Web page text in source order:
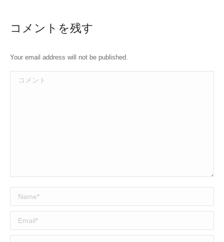
コメントを残す
Your email address will not be published.
コメント
Name *
Email *